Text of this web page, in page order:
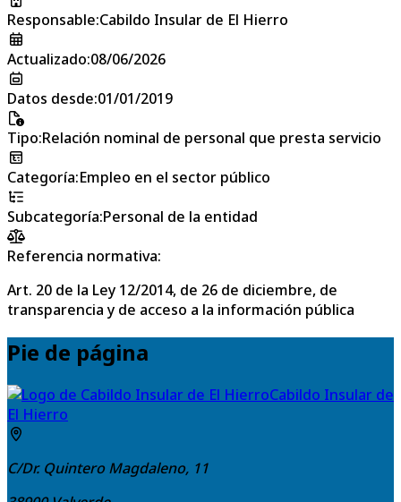
Responsable:Cabildo Insular de El Hierro
Actualizado:08/06/2026
Datos desde:01/01/2019
Tipo:Relación nominal de personal que presta servicio
Categoría:Empleo en el sector público
Subcategoría:Personal de la entidad
Referencia normativa:
Art. 20 de la Ley 12/2014, de 26 de diciembre, de
transparencia y de acceso a la información pública
Pie de página
Cabildo Insular de
El Hierro
C/Dr. Quintero Magdaleno, 11